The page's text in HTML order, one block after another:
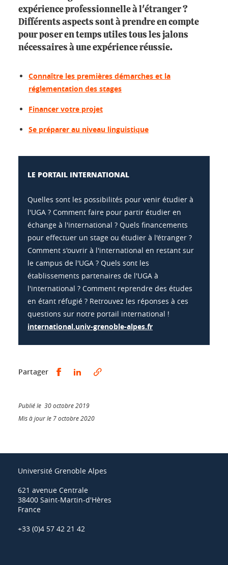
expérience professionnelle à l'étranger ?
Différents aspects sont à prendre en compte
pour poser en temps utiles tous les jalons
nécessaires à une expérience réussie.
Connaître les premières démarches et la
réglementation des stages
Financer votre projet
Se préparer au niveau linguistique
LE PORTAIL INTERNATIONAL
Quelles sont les possibilités pour venir étudier à
l'UGA ? Comment faire pour partir étudier en
échange à l'international ? Quels financements
pour effectuer un stage ou étudier à l'étranger ?
Comment s'ouvrir à l'international en restant sur
le campus de l'UGA ? Quels sont les
établissements partenaires de l'UGA à
l'international ? Comment reprendre des études
en étant réfugié ? Retrouvez les réponses à ces
questions sur notre portail international !
international.univ-grenoble-alpes.fr
Partager Partager sur Facebook
Partager sur LinkedIn
Publié le 30 octobre 2019
Mis à jour le 7 octobre 2020
Université Grenoble Alpes
621 avenue Centrale
38400 Saint-Martin-d'Hères
France
+33 (0)4 57 42 21 42